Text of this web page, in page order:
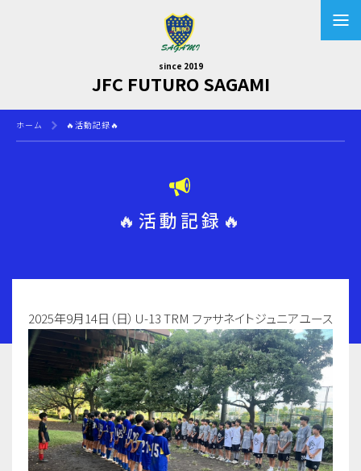
since 2019
JFC FUTURO SAGAMI
ホーム 🔥活動記録🔥
🔥活動記録🔥
2025年9月14日（日）U-13 TRM ファサネイトジュニアユース